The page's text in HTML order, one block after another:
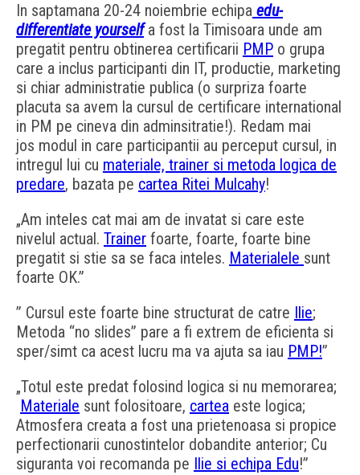
In saptamana 20-24 noiembrie echipa edu-
differentiate yourselfa fost la Timisoara unde am
pregatit pentru obtinerea certificarii PMP o grupa
care a inclus participanti din IT, productie, marketing
si chiar administratie publica (o surpriza foarte
placuta sa avem la cursul de certificare international
in PM pe cineva din adminsitratie!). Redam mai
jos modul in care participantii au perceput cursul, in
intregul lui cu materiale, trainer si metoda logica de
predare, bazata pe cartea Ritei Mulcahy!
„Am inteles cat mai am de invatat si care este
nivelul actual. Trainer foarte, foarte, foarte bine
pregatit si stie sa se faca inteles. Materialele sunt
foarte OK.”
” Cursul este foarte bine structurat de catre
Ilie;
Metoda “no slides” pare a fi extrem de eficienta si
sper/simt ca acest lucru ma va ajuta sa iau PMP!”
„Totul este predat folosind logica si nu memorarea;
Materiale sunt folositoare, cartea este logica;
Atmosfera creata a fost una prietenoasa si propice
perfectionarii cunostintelor dobandite anterior; Cu
siguranta voi recomanda pe
Ilie si echipa Edu!”